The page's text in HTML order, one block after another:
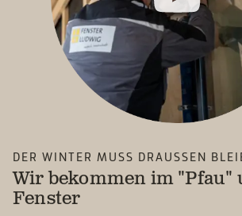
DER WINTER MUSS DRAUSSEN
Wir bekommen im "Pfau"
Fenster